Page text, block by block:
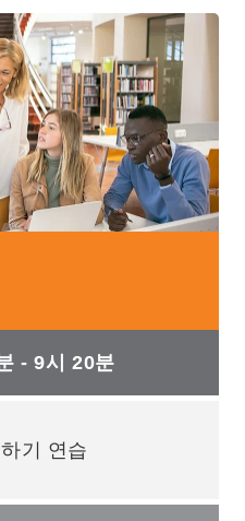
- 9시 20분
기 연습